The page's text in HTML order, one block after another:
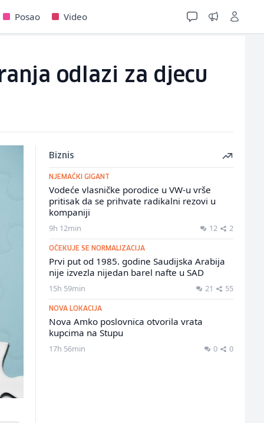
Posao Video
odlazi za djecu
Biznis
NJEMAČKI GIGANT
Vodeće vlasničke porodice u VW-u vrše
pritisak da se prihvate radikalni rezovi u
kompaniji
9h 12min 12 2
OČEKUJE SE NORMALIZACIJA
Prvi put od 1985. godine Saudijska Arabija
nije izvezla nijedan barel nafte u SAD
15h 59min 21 55
NOVA LOKACIJA
Nova Amko poslovnica otvorila vrata
kupcima na Stupu
17h 56min 0 0